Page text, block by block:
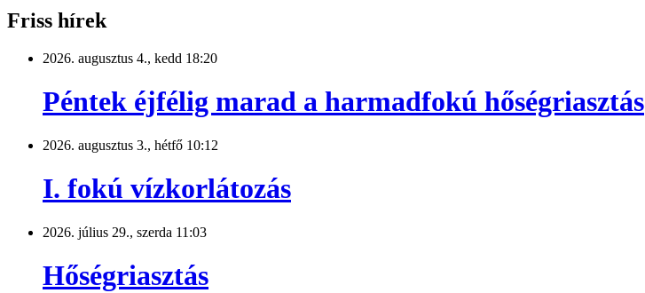
Friss hírek
2026. augusztus 4., kedd 18:20
Péntek éjfélig marad a harmadfokú hőségriasztás
2026. augusztus 3., hétfő 10:12
I. fokú vízkorlátozás
2026. július 29., szerda 11:03
Hőségriasztás